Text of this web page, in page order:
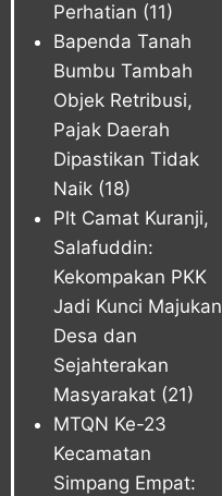
Perhatian (11)
Bapenda Tanah
Bumbu Tambah
Objek Retribusi,
Pajak Daerah
Dipastikan Tidak
Naik (18)
Plt Camat Kuranji,
Salafuddin:
Kekompakan PKK
Jadi Kunci Majukan
Desa dan
Sejahterakan
Masyarakat (21)
MTQN Ke-23
Kecamatan
Simpang Empat: